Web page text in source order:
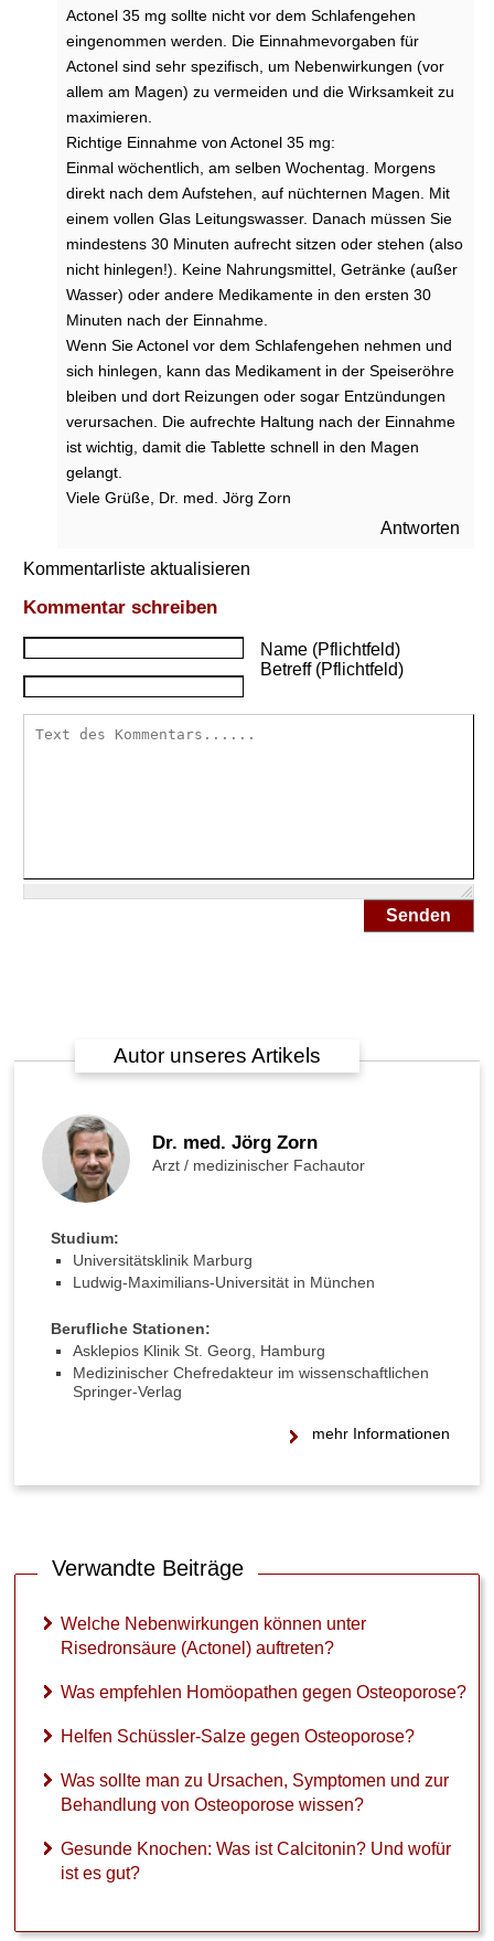
Actonel 35 mg sollte nicht vor dem Schlafengehen
eingenommen werden. Die Einnahmevorgaben für
Actonel sind sehr spezifisch, um Nebenwirkungen (vor
allem am Magen) zu vermeiden und die Wirksamkeit zu
maximieren.
Richtige Einnahme von Actonel 35 mg:
Einmal wöchentlich, am selben Wochentag. Morgens
direkt nach dem Aufstehen, auf nüchternen Magen. Mit
einem vollen Glas Leitungswasser. Danach müssen Sie
mindestens 30 Minuten aufrecht sitzen oder stehen (also
nicht hinlegen!). Keine Nahrungsmittel, Getränke (außer
Wasser) oder andere Medikamente in den ersten 30
Minuten nach der Einnahme.
Wenn Sie Actonel vor dem Schlafengehen nehmen und
sich hinlegen, kann das Medikament in der Speiseröhre
bleiben und dort Reizungen oder sogar Entzündungen
verursachen. Die aufrechte Haltung nach der Einnahme
ist wichtig, damit die Tablette schnell in den Magen
gelangt.
Viele Grüße, Dr. med. Jörg Zorn
Antworten
Kommentarliste aktualisieren
Kommentar schreiben
Name (Pflichtfeld)
Betreff (Pflichtfeld)
Senden
Autor unseres Artikels
Dr. med. Jörg Zorn
Arzt / medizinischer Fachautor
Studium:
Universitätsklinik Marburg
Ludwig-Maximilians-Universität in München
Berufliche Stationen:
Asklepios Klinik St. Georg, Hamburg
Medizinischer Chefredakteur im wissenschaftlichen
Springer-Verlag
mehr Informationen
Verwandte Beiträge
Welche Nebenwirkungen können unter
Risedronsäure (Actonel) auftreten?
Was empfehlen Homöopathen gegen Osteoporose?
Helfen Schüssler-Salze gegen Osteoporose?
Was sollte man zu Ursachen, Symptomen und zur
Behandlung von Osteoporose wissen?
Gesunde Knochen: Was ist Calcitonin? Und wofür
ist es gut?
n
?
W
a
s
e
m
p
e
h
l
e
n
H
o
ö
o
p
a
t
n
e
n
O
s
S
c
h
ü
s
l
e
r
S
a
l
z
g
s
e
o
o
o
e
?
a
s
o